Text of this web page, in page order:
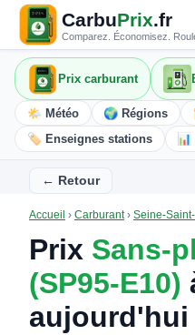
CarbuPrix.fr
Comparez. Économisez.
Prix carburant
🌤️ Météo 🌍 Régions
🏷️ Enseignes stations
📊
← Retour
Accueil › Carburant› Seine-
Prix Sans-
(SP95-E10)
aujourd'hui